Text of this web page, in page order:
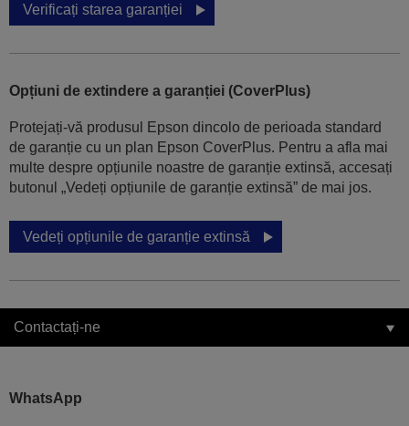
Verificați starea garanției
Opțiuni de extindere a garanției (CoverPlus)
Protejați-vă produsul Epson dincolo de perioada standard
de garanție cu un plan Epson CoverPlus. Pentru a afla mai
multe despre opțiunile noastre de garanție extinsă, accesați
butonul „Vedeți opțiunile de garanție extinsă” de mai jos.
Vedeți opțiunile de garanție extinsă
Contactați-ne
WhatsApp